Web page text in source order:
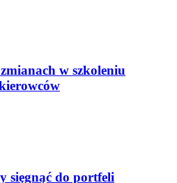
w szkoleniu
sięgnąć do portfeli